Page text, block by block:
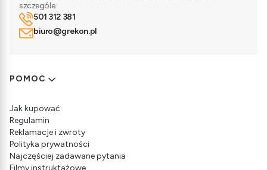
szczególe.
501 312 381
biuro@grekon.pl
Linki w stopce
POMOC
Jak kupować
Regulamin
Reklamacje i zwroty
Polityka prywatności
Najczęściej zadawane pytania